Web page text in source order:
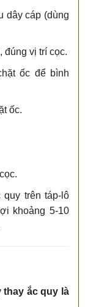
dây cáp (dùng
đúng vị trí cọc.
ốc để bình
ốc.
quy trên táp-lô
khoảng 5-10
ắc quy là